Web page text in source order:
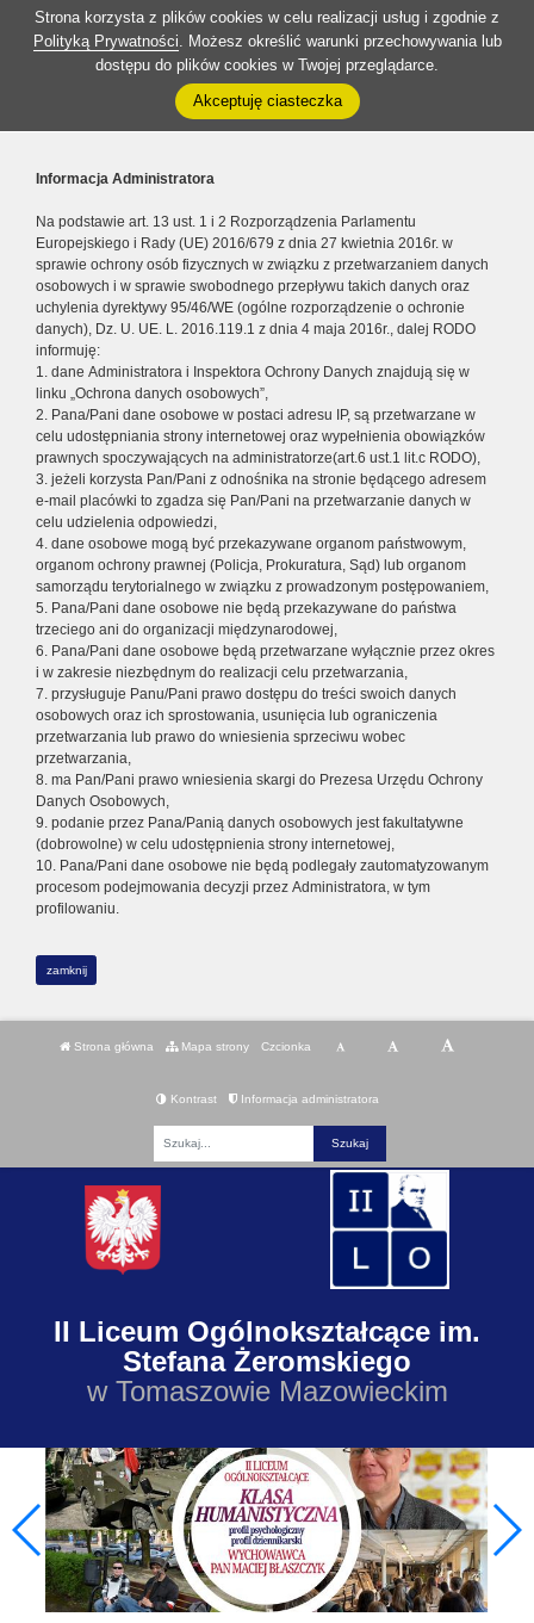
Strona korzysta z plików cookies w celu realizacji usług i zgodnie z
Polityką Prywatności. Możesz określić warunki przechowywania lub
dostępu do plików cookies w Twojej przeglądarce.
Akceptuję ciasteczka
Informacja Administratora
Na podstawie art. 13 ust. 1 i 2 Rozporządzenia Parlamentu
Europejskiego i Rady (UE) 2016/679 z dnia 27 kwietnia 2016r. w
sprawie ochrony osób fizycznych w związku z przetwarzaniem danych
osobowych i w sprawie swobodnego przepływu takich danych oraz
uchylenia dyrektywy 95/46/WE (ogólne rozporządzenie o ochronie
danych), Dz. U. UE. L. 2016.119.1 z dnia 4 maja 2016r., dalej RODO
informuję:
1. dane Administratora i Inspektora Ochrony Danych znajdują się w
linku „Ochrona danych osobowych”,
2. Pana/Pani dane osobowe w postaci adresu IP, są przetwarzane w
celu udostępniania strony internetowej oraz wypełnienia obowiązków
prawnych spoczywających na administratorze(art.6 ust.1 lit.c RODO),
3. jeżeli korzysta Pan/Pani z odnośnika na stronie będącego adresem
e-mail placówki to zgadza się Pan/Pani na przetwarzanie danych w
celu udzielenia odpowiedzi,
4. dane osobowe mogą być przekazywane organom państwowym,
organom ochrony prawnej (Policja, Prokuratura, Sąd) lub organom
samorządu terytorialnego w związku z prowadzonym postępowaniem,
5. Pana/Pani dane osobowe nie będą przekazywane do państwa
trzeciego ani do organizacji międzynarodowej,
6. Pana/Pani dane osobowe będą przetwarzane wyłącznie przez okres
i w zakresie niezbędnym do realizacji celu przetwarzania,
7. przysługuje Panu/Pani prawo dostępu do treści swoich danych
osobowych oraz ich sprostowania, usunięcia lub ograniczenia
przetwarzania lub prawo do wniesienia sprzeciwu wobec
przetwarzania,
8. ma Pan/Pani prawo wniesienia skargi do Prezesa Urzędu Ochrony
Danych Osobowych,
9. podanie przez Pana/Panią danych osobowych jest fakultatywne
(dobrowolne) w celu udostępnienia strony internetowej,
10. Pana/Pani dane osobowe nie będą podlegały zautomatyzowanym
procesom podejmowania decyzji przez Administratora, w tym
profilowaniu.
zamknij
Strona główna Mapa strony Czcionka
Kontrast Informacja administratora
II Liceum Ogólnokształcące im.
Stefana Żeromskiego
w Tomaszowie Mazowieckim